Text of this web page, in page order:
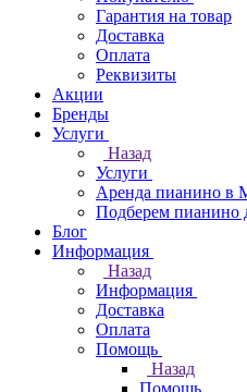
Гарантия на товар
Доставка
Оплата
Реквизиты
Акции
Бренды
Услуги
Назад
Услуги
Аренда пианино в
Подберем пианино
Блог
Информация
Назад
Информация
Доставка
Оплата
Помощь
Назад
Помощь